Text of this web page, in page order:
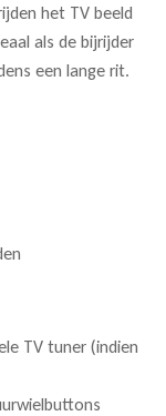
het TV beeld
als de bijrijder
een lange rit.
TV tuner (indien